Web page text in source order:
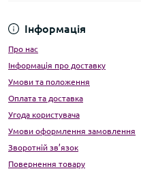
Інформація
Про нас
Інформація про доставку
Умови та положення
Оплата та доставка
Угода користувача
Умови оформлення замовлення
Зворотній зв’язок
Повернення товару